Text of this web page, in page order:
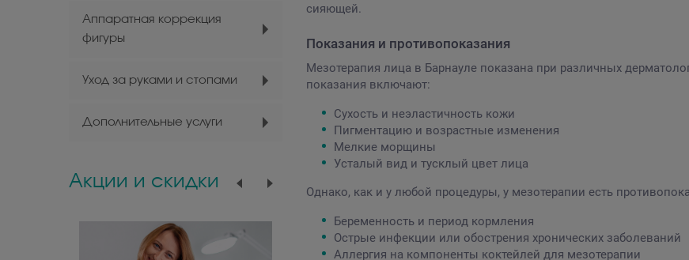
сияющей.
Показания и противопоказания
Мезотерапия лица в Барнауле показана при различных
показания включают:
Сухость и неэластичность кожи
Пигментацию и возрастные изменения
Мелкие морщины
Усталый вид и тусклый цвет лица
Однако, как и у любой процедуры, у мезотерапии есть
Беременность и период кормления
Острые инфекции или обострения хронических заболеваний
Аллергия на компоненты коктейлей для мезотерапии
Аппаратная коррекция
фигуры
Уход за руками и стопами
Дополнительные услуги
Акции и скидки